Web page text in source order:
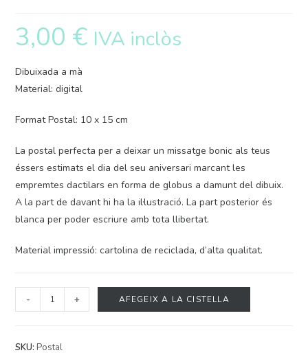
3,00 € IVA inclòs
Dibuixada a mà
Material: digital
Format Postal: 10 x 15 cm
La postal perfecta per a deixar un missatge bonic als teus
éssers estimats el dia del seu aniversari marcant les
empremtes dactilars en forma de globus a damunt del dibuix.
A la part de davant hi ha la il·lustració. La part posterior és
blanca per poder escriure amb tota llibertat.
Material impressió: cartolina de reciclada, d’alta qualitat.
- + AFEGEIX A LA CISTELLA
SKU: Postal